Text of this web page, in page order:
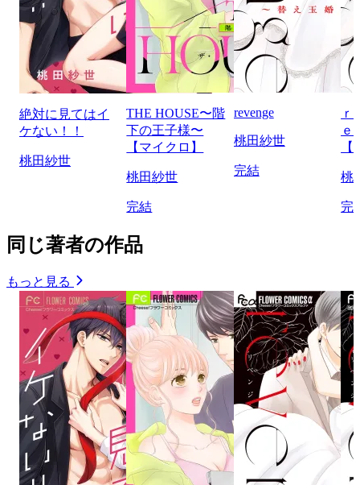
絶対に見てはイ
ケない！！
桃田紗世
THE HOUSE〜階
下の王子様〜
【マイクロ】
桃田紗世
完結
revenge
桃田紗世
完結
ｒ
ｅ
桃
完
同じ著者の作品
もっと見る